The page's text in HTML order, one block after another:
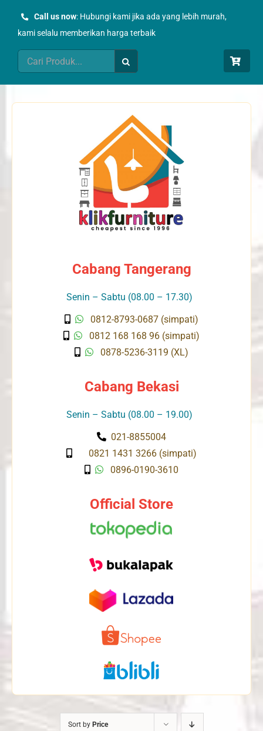
Call us now: Hubungi kami jika ada yang lebih murah,
kami selalu memberikan harga terbaik
Search
for:
Cabang Tangerang
Senin – Sabtu (08.00 – 17.30)
0812-8793-0687 (simpati)
0812 168 168 96 (simpati)
0878-5236-3119 (XL)
Cabang Bekasi
Senin – Sabtu (08.00 – 19.00)
021-8855004
0821 1431 3266 (simpati)
0896-0190-3610
Official Store
Sort by Price